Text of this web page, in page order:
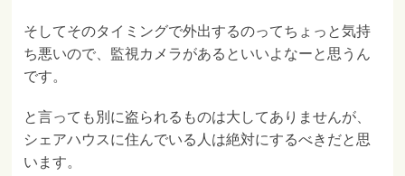
そしてそのタイミングで外出するのってちょっと気持
ち悪いので、監視カメラがあるといいよなーと思うん
です。
と言っても別に盗られるものは大してありませんが、
シェアハウスに住んでいる人は絶対にするべきだと思
います。